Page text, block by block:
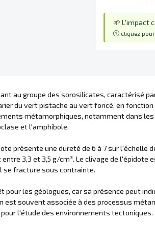
🌱 L'impact
cliquez pour
au groupe des sorosilicates, caractérisé
du vert pistache au vert foncé, en fonction
métamorphiques, notamment dans
et l'amphibole.
présente une dureté de 6 à 7 sur l'échelle
3,3 et 3,5 g/cm³. Le clivage de
se fracture sous contrainte.
pour les géologues, car sa présence peut
est souvent associée à des processus
l'étude des environnements tectoniques.